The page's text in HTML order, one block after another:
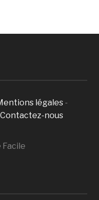
légales -
Contactez-nous